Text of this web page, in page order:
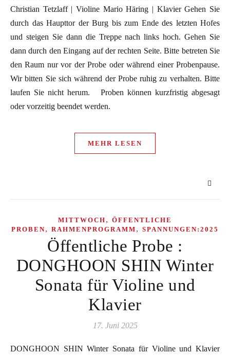
Christian Tetzlaff | Violine Mario Häring | Klavier Gehen Sie
durch das Haupttor der Burg bis zum Ende des letzten Hofes
und steigen Sie dann die Treppe nach links hoch. Gehen Sie
dann durch den Eingang auf der rechten Seite. Bitte betreten Sie
den Raum nur vor der Probe oder während einer Probenpause.
Wir bitten Sie sich während der Probe ruhig zu verhalten. Bitte
laufen Sie nicht herum. Proben können kurzfristig abgesagt
oder vorzeitig beendet werden.
MEHR LESEN
MITTWOCH , ÖFFENTLICHE
PROBEN, RAHMENPROGRAMM , SPANNUNGEN:2025
Öffentliche Probe :
DONGHOON SHIN Winter
Sonata für Violine und
Klavier
17. Juni 2025
DONGHOON SHIN Winter Sonata für Violine und Klavier